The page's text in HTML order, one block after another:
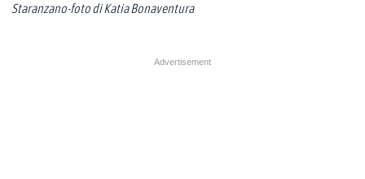
Staranzano-foto di Katia Bonaventura